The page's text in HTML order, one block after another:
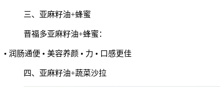
三、亚麻籽油+蜂蜜
晋福多亚麻籽油+蜂蜜：
• 润肠通便 • 美容养颜 • 力 • 口感更佳
四、亚麻籽油+蔬菜沙拉